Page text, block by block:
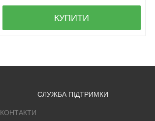
КУПИТИ
СЛУЖБА ПІДТРИМКИ
КОНТАКТИ